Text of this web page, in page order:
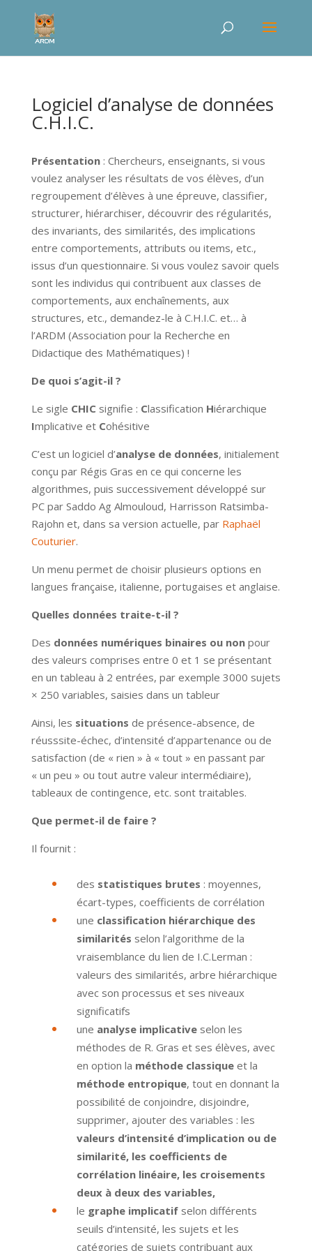
Logiciel d’analyse de données
C.H.I.C.
Présentation: Chercheurs, enseignants, si vous
voulez analyser les résultats de vos élèves, d’un
regroupement d’élèves à une épreuve, classifier,
structurer, hiérarchiser, découvrir des régularités,
des invariants, des similarités, des implications
entre comportements, attributs ou items, etc.,
issus d’un questionnaire. Si vous voulez savoir quels
sont les individus qui contribuent aux classes de
comportements, aux enchaînements, aux
structures, etc., demandez-le à C.H.I.C. et… à
l’ARDM (Association pour la Recherche en
Didactique des Mathématiques) !
De quoi s’agit-il ?
Le sigle CHIC signifie : Classification Hiérarchique
Implicative et Cohésitive
C’est un logiciel d’analyse de données, initialement
conçu par Régis Gras en ce qui concerne les
algorithmes, puis successivement développé sur
PC par Saddo Ag Almouloud, Harrisson Ratsimba-
Rajohn et, dans sa version actuelle, par Raphaël
Couturier.
Un menu permet de choisir plusieurs options en
langues française, italienne, portugaises et anglaise.
Quelles données traite-t-il ?
Des données numériques binaires ou nonpour
des valeurs comprises entre 0 et 1 se présentant
en un tableau à 2 entrées, par exemple 3000 sujets
× 250 variables, saisies dans un tableur
Ainsi, les situations de présence-absence, de
réusssite-échec, d’intensité d’appartenance ou de
satisfaction (de « rien » à « tout » en passant par
« un peu » ou tout autre valeur intermédiaire),
tableaux de contingence, etc. sont traitables.
Que permet-il de faire ?
Il fournit :
des statistiques brutes : moyennes,
écart-types, coefficients de corrélation
une classification hiérarchique des
similarités selon l’algorithme de la
vraisemblance du lien de I.C.Lerman :
valeurs des similarités, arbre hiérarchique
avec son processus et ses niveaux
significatifs
une analyse implicativeselon les
méthodes de R. Gras et ses élèves, avec
en option la méthode classiqueet la
méthode entropique, tout en donnant la
possibilité de conjoindre, disjoindre,
supprimer, ajouter des variables : les
valeurs d’intensité d’implication ou de
similarité, les coefficients de
corrélation linéaire, les croisements
deux à deux des variables,
le graphe implicatifselon différents
seuils d’intensité, les sujets et les
catégories de sujets contribuant aux